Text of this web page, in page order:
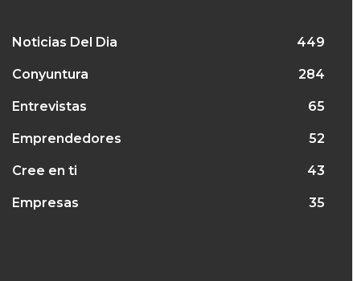
Noticias Del Dia 449
Conyuntura 284
Entrevistas 65
Emprendedores 52
Cree en ti 43
Empresas 35